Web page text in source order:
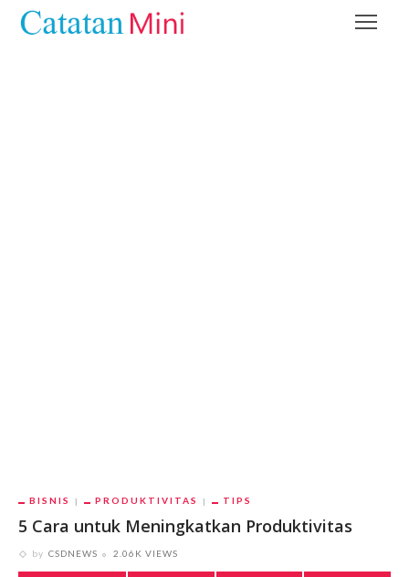
BISNIS PRODUKTIVITAS TIPS
5 Cara untuk Meningkatkan Produktivitas
by CSDNEWS 2.06K VIEWS